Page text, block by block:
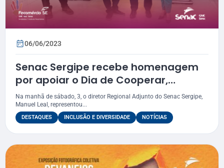
06/06/2023
Senac Sergipe recebe homenagem
por apoiar o Dia de Cooperar,
promovido pelo Sistema Ocese
Na manhã de sábado, 3, o diretor Regional Adjunto do Senac Sergipe,
Manuel Leal, representou...
DESTAQUES INCLUSÃO E DIVERSIDADE NOTÍCIAS